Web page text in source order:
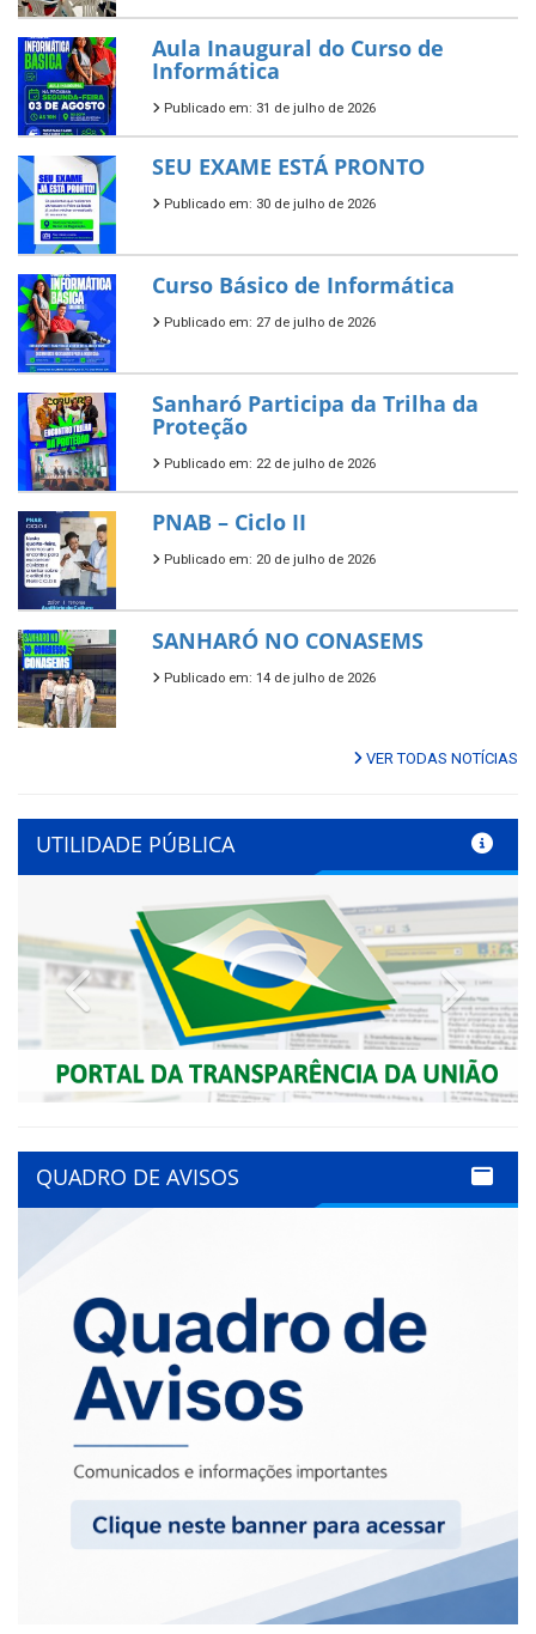
Aula Inaugural do Curso de
Informática
Publicado em: 31 de julho de 2026
SEU EXAME ESTÁ PRONTO
Publicado em: 30 de julho de 2026
Curso Básico de Informática
Publicado em: 27 de julho de 2026
Sanharó Participa da Trilha da
Proteção
Publicado em: 22 de julho de 2026
PNAB – Ciclo II
Publicado em: 20 de julho de 2026
SANHARÓ NO CONASEMS
Publicado em: 14 de julho de 2026
VER TODAS NOTÍCIAS
UTILIDADE PÚBLICA
Previous Next
QUADRO DE AVISOS